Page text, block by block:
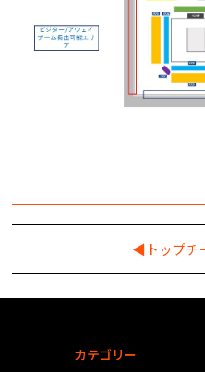
◀︎トップチ
カテゴリー